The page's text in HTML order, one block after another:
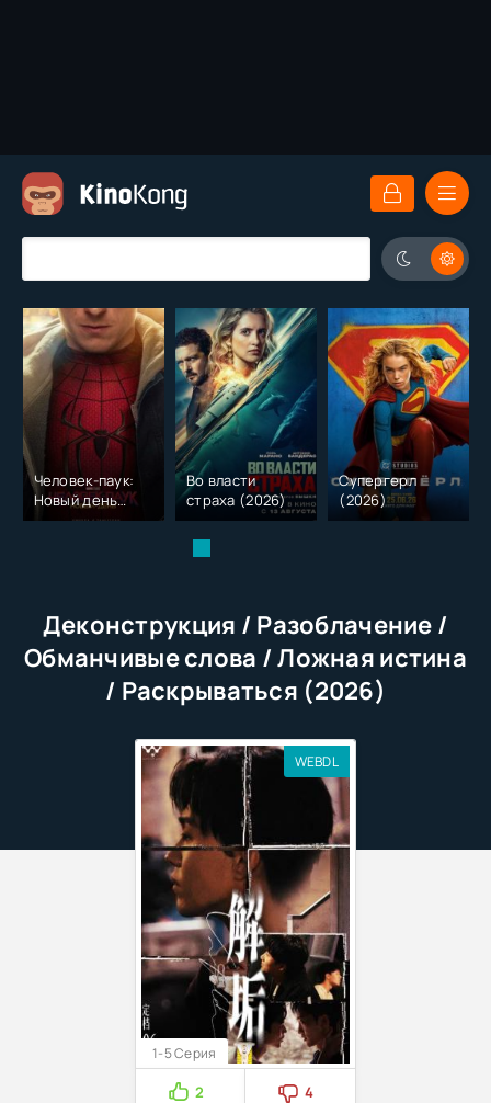
Человек-паук:
Новый день
(2026)
Во власти
страха (2026)
Супергерл
(2026)
Деконструкция / Разоблачение /
Обманчивые слова / Ложная истина
/ Раскрываться (2026)
WEBDL
1-5 Серия
2
4